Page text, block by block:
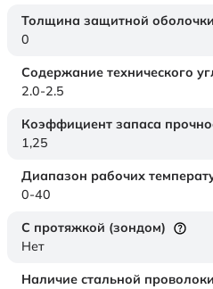
Толщина защитной
0
Содержание технического
2.0-2.5
Коэффициент запаса
1,25
Диапазон рабочих
0-40
С протяжкой (зондом)
Нет
Наличие стальной проволоки